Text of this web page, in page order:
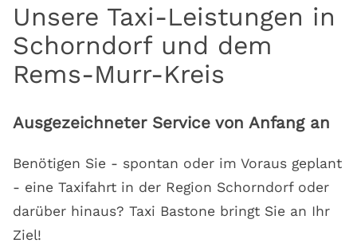
Unsere Taxi-Leistungen in
Schorndorf und dem
Rems-Murr-Kreis
Ausgezeichneter Service von Anfang an
Benötigen Sie - spontan oder im Voraus geplant
- eine Taxifahrt in der Region Schorndorf oder
darüber hinaus? Taxi Bastone bringt Sie an Ihr
Ziel!